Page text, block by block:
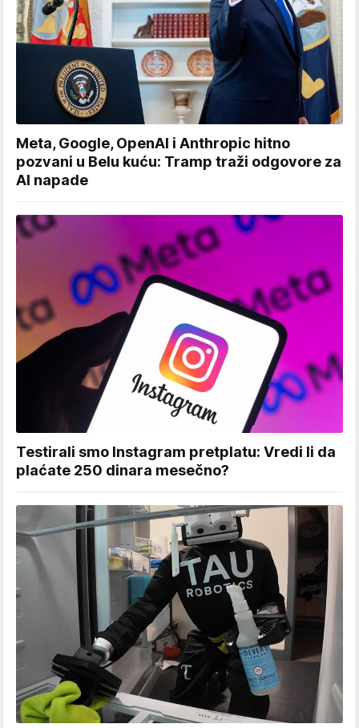
Meta, Google, OpenAI i Anthropic hitno
pozvani u Belu kuću: Tramp traži odgovore za
AI napade
Testirali smo Instagram pretplatu: Vredi li da
plaćate 250 dinara mesečno?